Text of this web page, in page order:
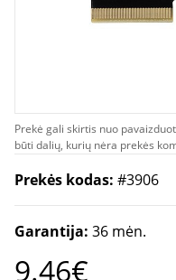
Prekė gali skirtis nuo
būti dalių, kurių nėra prekės
Prekės kodas: #3906
Garantija: 36 mėn.
9.46€